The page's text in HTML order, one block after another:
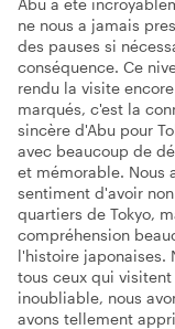
ne nous a jamais
des pauses si
conséquence. Ce
rendu la visite
marqués, c'est la
sincère d'Abu pour
avec beaucoup de
et mémorable. Nous
sentiment d'avoir
quartiers de Tokyo,
compréhension
l'histoire japonaises.
tous ceux qui
inoubliable, nous
avons tellement